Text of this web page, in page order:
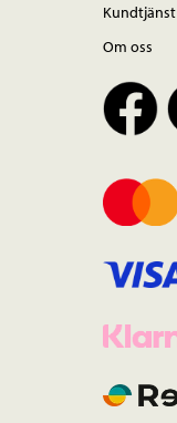
Kundtjänst
Om oss